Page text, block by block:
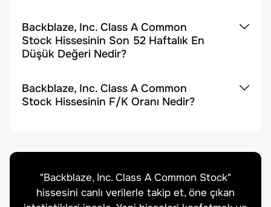
Backblaze, Inc. Class A Common
Stock Hissesinin Son 52 Haftalık En
Düşük Değeri Nedir?
Backblaze, Inc. Class A Common
Stock Hissesinin F/K Oranı Nedir?
"Backblaze, Inc. Class A Common Stock"
hissesini canlı verilerle takip et, öne çıkan